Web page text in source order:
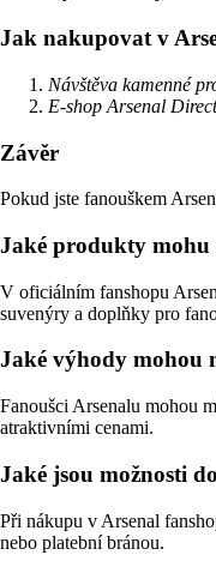
Jak nakupovat v
Návštěva kamenné
E-shop Arsenal
Závěr
Pokud jste fanouškem
Jaké produkty mohu
V oficiálním fanshopu
suvenýry a doplňky pro
Jaké výhody mohou
Fanoušci Arsenalu mohou
atraktivními cenami.
Jaké jsou možnosti
Při nákupu v Arsenal
nebo platební bránou.